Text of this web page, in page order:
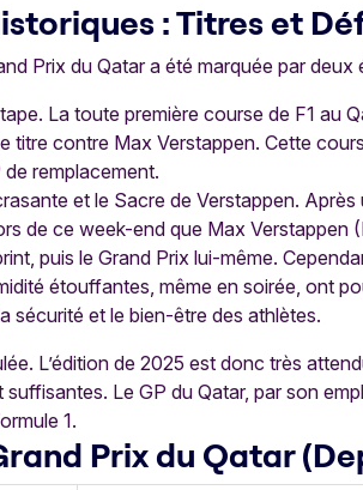
: Titres et
Prix du Qatar a été marquée par
La toute première course de F1 au
titre contre Max Verstappen. Cette
remplacement.
et le Sacre de Verstappen.
de ce week-end que Max
puis le Grand Prix lui-même.
étouffantes, même en soirée, ont
sécurité et le bien-être des athlètes.
L’édition de 2025 est donc très
Le GP du Qatar, par son
1.
Prix du Qatar